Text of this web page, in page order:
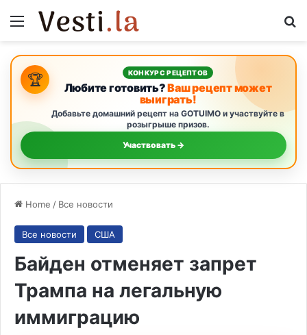
Menu
🏆 КОНКУРС РЕЦЕПТОВ
Любите готовить?Ваш рецепт может
выиграть!
Добавьте домашний рецепт на GOTUIMO и участвуйте в
розыгрыше призов.
Участвовать →
Home / Все новости
Все новости США
Байден отменяет запрет
Трампа на легальную
иммиграцию